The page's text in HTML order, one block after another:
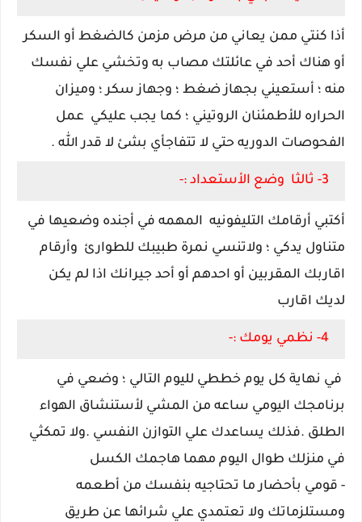
أذا كنتي ممن يعاني من مرض مزمن كالضغط أو السكر
أو هناك أحد في عائلتك مصاب به وتخشي علي نفسك
منه ؛ أستعيني بجهاز ضغط ؛ وجهاز سكر ؛ وميزان
الحراره للأطمئنان الروتيني ؛ كما يجب عليكي عمل
الفحوصات الدوريه حتي لا تتفاجأي بشئ لا قدر الله .
3- ثالثا وضع الأستعداد :-
أكتبي أرقامك التليفونيه المهمه في أجنده وضعيها في
متناول يدكي ؛ ولاتنسي نمرة طبيبك للطوارئ وأرقام
اقاربك المقربين أو احدهم أو أحد جيرانك اذا لم يكن
لديك اقارب
4- نظمي يومك :-
في نهاية كل يوم خططي لليوم التالي ؛ وضعي في
برنامجك اليومي ساعه من المشي لأستنشاق الهواء
الطلق .فذلك يساعدك علي التوازن النفسي .ولا تمكثي
في منزلك طوال اليوم مهما هاجمك الكسل
- قومي بأحضار ما تحتاجيه بنفسك من أطعمه
ومستلزماتك ولا تعتمدي علي شرائها عن طريق